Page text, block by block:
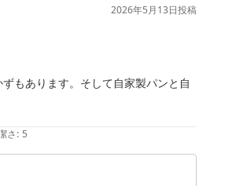
2026年5月13日投稿
もあります。そして自家製パンと自
さ: 5